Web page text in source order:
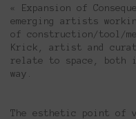
« Expansion of
emerging artists
of construction/tool/
Krick, artist and
relate to space, both
way.
The esthetic point of